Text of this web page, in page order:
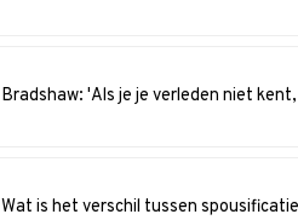
Bradshaw: 'Als je je verleden niet
Wat is het verschil tussen